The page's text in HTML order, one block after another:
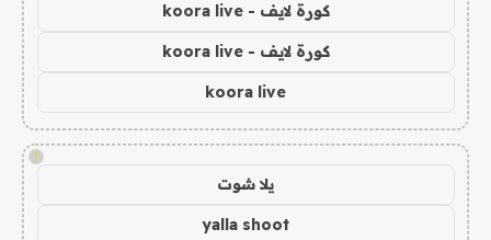
كورة لايف - koora live
كورة لايف - koora live
koora live
!
يلا شوت
yalla shoot